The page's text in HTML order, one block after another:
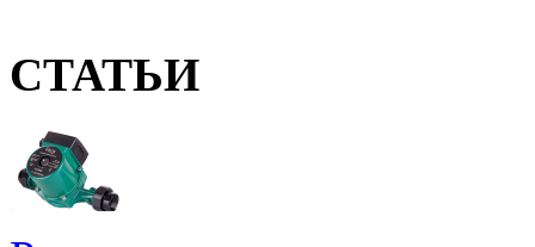
СТАТЬИ